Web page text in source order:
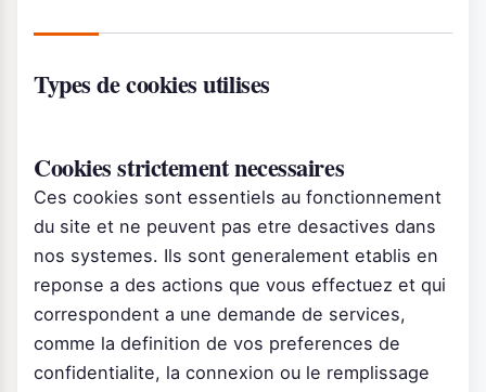
Types de cookies utilises
Cookies strictement necessaires
Ces cookies sont essentiels au fonctionnement
du site et ne peuvent pas etre desactives dans
nos systemes. Ils sont generalement etablis en
reponse a des actions que vous effectuez et qui
correspondent a une demande de services,
comme la definition de vos preferences de
confidentialite, la connexion ou le remplissage